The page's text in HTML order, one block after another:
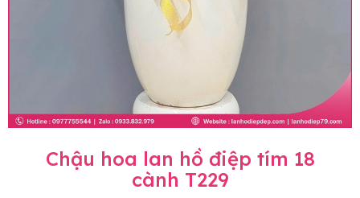
Chậu hoa lan hồ điệp tím 18
cành T229